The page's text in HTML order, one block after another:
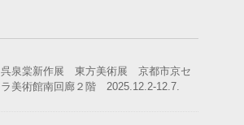
呉泉棠新作展 東方美術展 京都市京セ
ラ美術館南回廊２階 2025.12.2-12.7.